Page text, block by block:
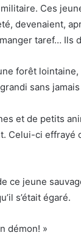
Ces
devenaient,
taref… Ils
forêt
sans
et de petits
Celui-ci effrayé
ce jeune
s’était égaré.
démon! »